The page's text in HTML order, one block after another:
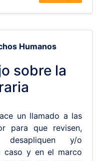
Humanos
sobre la
un llamado a las
para que revisen,
desapliquen y/o
caso y en el marco